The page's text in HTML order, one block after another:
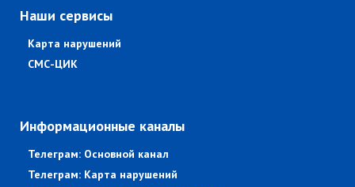
Наши сервисы
Карта нарушений
СМС-ЦИК
Информационные каналы
Телеграм: Основной канал
Телеграм: Карта нарушений